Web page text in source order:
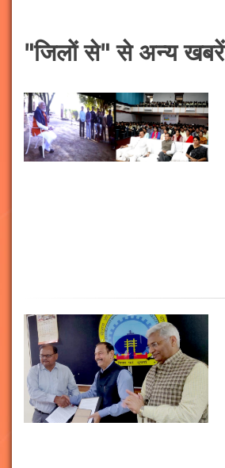
"जिलों से" से अन्य खबरें